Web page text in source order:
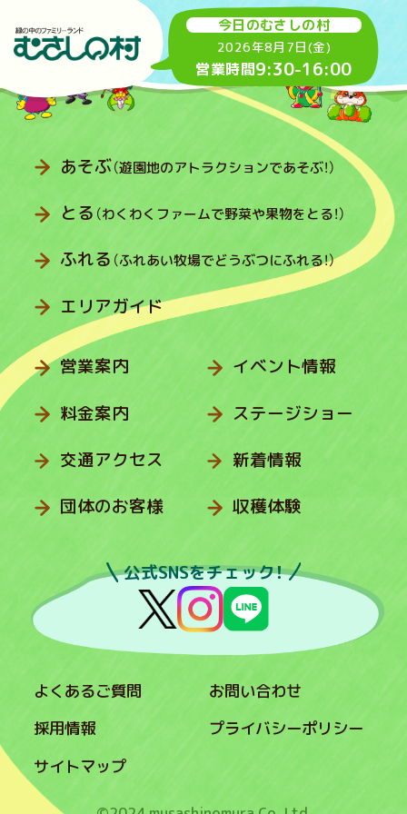
今日のむさしの村
2026年8月7日(金)
営業時間9:30-16:00
あそぶ（遊園地のアトラクションであそぶ！）
とる （わくわくファームで野菜や果物をとる！）
ふれる （ふれあい牧場でどうぶつにふれる！）
エリアガイド
営業案内
料金案内
交通アクセス
団体のお客様
イベント情報
ステージショー
新着情報
収穫体験
公式SNSをチェック！
よくあるご質問
お問い合わせ
採用情報
プライバシーポリシー
サイトマップ